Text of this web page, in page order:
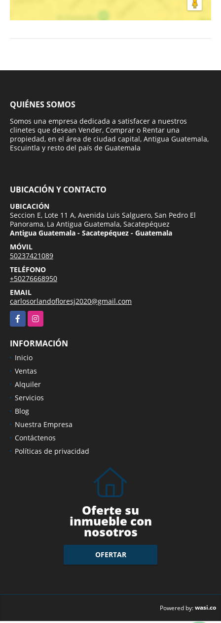
QUIÉNES SOMOS
Somos una empresa dedicada a satisfacer a nuestros
clinetes que desean Vender, Comprar o Rentar una
propiedad, en el área de ciudad capital, Antigua Guatemala,
Escuintla y resto del país de Guatemala
UBICACIÓN Y CONTACTO
UBICACIÓN
Seccion E, Lote 11 A, Avenida Luis Salguero, San Pedro El
Panorama, La Antigua Guatemala, Sacatepéquez
Antigua Guatemala - Sacatepéquez - Guatemala
MÓVIL
50237421089
TELÉFONO
+50276668950
EMAIL
carlosorlandofloresj2020@gmail.com
FacebookInstagram
INFORMACIÓN
Inicio
Ventas
Alquiler
Servicios
Blog
Nuestra Empresa
Contáctenos
Políticas de privacidad
Oferte su
inmueble con
nosotros
OFERTAR
Powered by:wasi.co